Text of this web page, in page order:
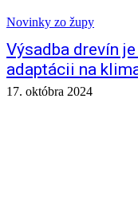
Novinky zo župy
Výsadba drevín
adaptácii na
17. októbra 2024